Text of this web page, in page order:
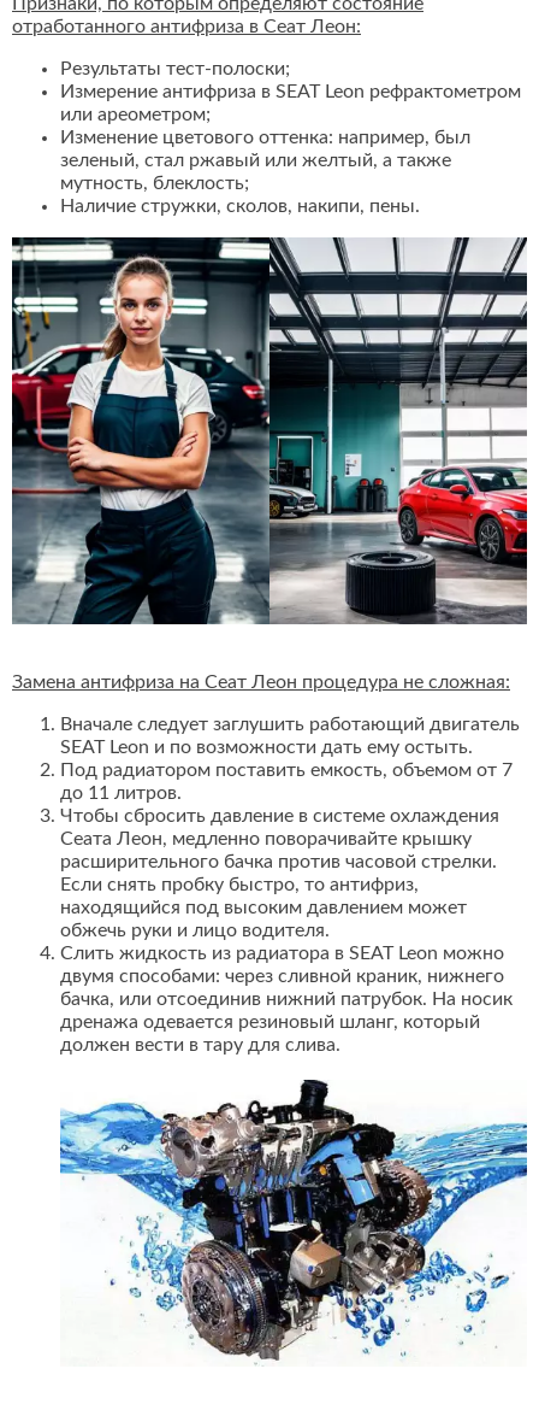
отработанного антифриза в Сеат Леон:
Результаты тест-полоски;
Измерение антифриза в SEAT Leon рефрактометром
или ареометром;
Изменение цветового оттенка: например, был
зеленый, стал ржавый или желтый, а также
мутность, блеклость;
Наличие стружки, сколов, накипи, пены.
Замена антифриза на Сеат Леон процедура не сложная:
Вначале следует заглушить работающий двигатель
SEAT Leon и по возможности дать ему остыть.
Под радиатором поставить емкость, объемом от 7
до 11 литров.
Чтобы сбросить давление в системе охлаждения
Сеата Леон, медленно поворачивайте крышку
расширительного бачка против часовой стрелки.
Если снять пробку быстро, то антифриз,
находящийся под высоким давлением может
обжечь руки и лицо водителя.
Слить жидкость из радиатора в SEAT Leon можно
двумя способами: через сливной краник, нижнего
бачка, или отсоединив нижний патрубок. На носик
дренажа одевается резиновый шланг, который
должен вести в тару для слива.